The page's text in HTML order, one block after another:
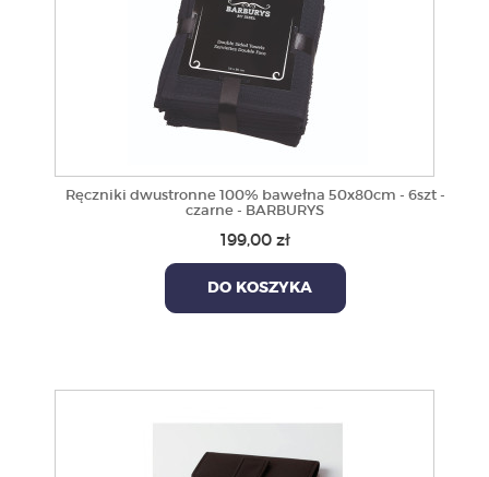
Ręczniki dwustronne 100% bawełna 50x80cm - 6szt -
czarne - BARBURYS
199,00 zł
DO KOSZYKA